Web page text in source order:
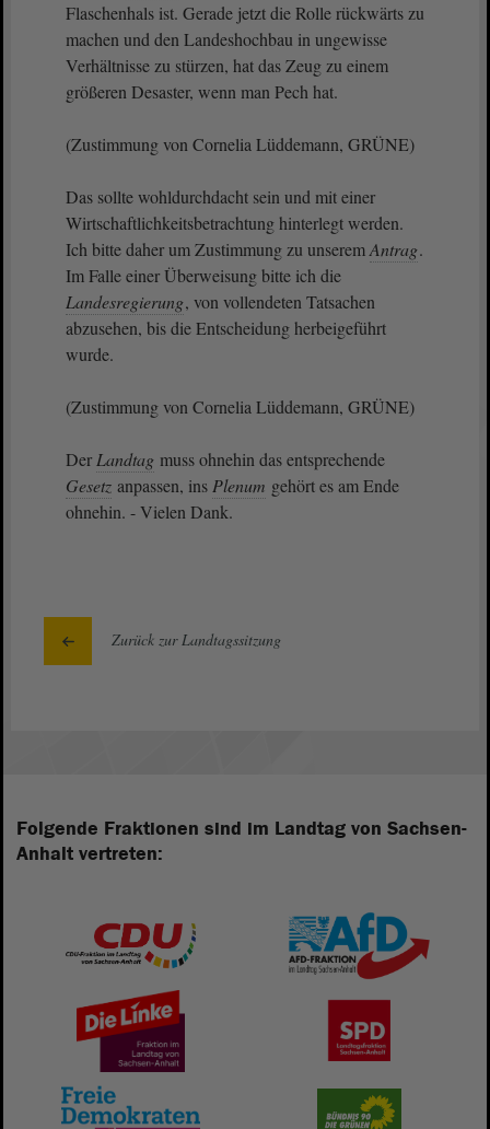
Flaschenhals ist. Gerade jetzt die Rolle rückwärts zu
machen und den Landeshochbau in ungewisse
Verhältnisse zu stürzen, hat das Zeug zu einem
größeren Desaster, wenn man Pech hat.
(Zustimmung von Cornelia Lüddemann, GRÜNE)
Das sollte wohldurchdacht sein und mit einer
Wirtschaftlichkeitsbetrachtung hinterlegt werden.
Ich bitte daher um Zustimmung zu unseremAntrag.
Im Falle einer Überweisung bitte ich die
Landesregierung, von vollendeten Tatsachen
abzusehen, bis die Entscheidung herbeigeführt
wurde.
(Zustimmung von Cornelia Lüddemann, GRÜNE)
Der Landtag muss ohnehin das entsprechende
Gesetz anpassen, ins Plenum gehört es am Ende
ohnehin. - Vielen Dank.
Zurück zur Landtagssitzung
Folgende Fraktionen sind im Landtag von Sachsen-
Anhalt vertreten: